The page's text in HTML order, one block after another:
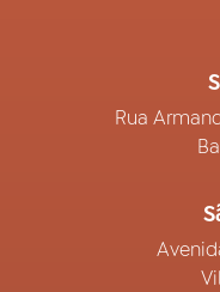
Rua